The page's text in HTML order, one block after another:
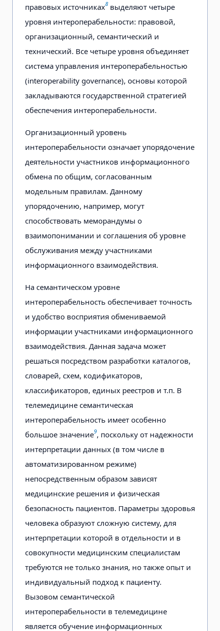
правовых источниках8 выделяют четыре
уровня интероперабельности: правовой,
организационный, семантический и
технический. Все четыре уровня объединяет
система управления интероперабельностью
(interoperability governance), основы которой
закладываются государственной стратегией
обеспечения интероперабельности.
Организационный уровень
интероперабельности означает упорядочение
деятельности участников информационного
обмена по общим, согласованным
модельным правилам. Данному
упорядочению, например, могут
способствовать меморандумы о
взаимопонимании и соглашения об уровне
обслуживания между участниками
информационного взаимодействия.
На семантическом уровне
интероперабельность обеспечивает точность
и удобство восприятия обмениваемой
информации участниками информационного
взаимодействия. Данная задача может
решаться посредством разработки каталогов,
словарей, схем, кодификаторов,
классификаторов, единых реестров и т.п. В
телемедицине семантическая
интероперабельность имеет особенно
большое значение9, поскольку от надежности
интерпретации данных (в том числе в
автоматизированном режиме)
непосредственным образом зависят
медицинские решения и физическая
безопасность пациентов. Параметры здоровья
человека образуют сложную систему, для
интерпретации которой в отдельности и в
совокупности медицинским специалистам
требуются не только знания, но также опыт и
индивидуальный подход к пациенту.
Вызовом семантической
интероперабельности в телемедицине
является обучение информационных